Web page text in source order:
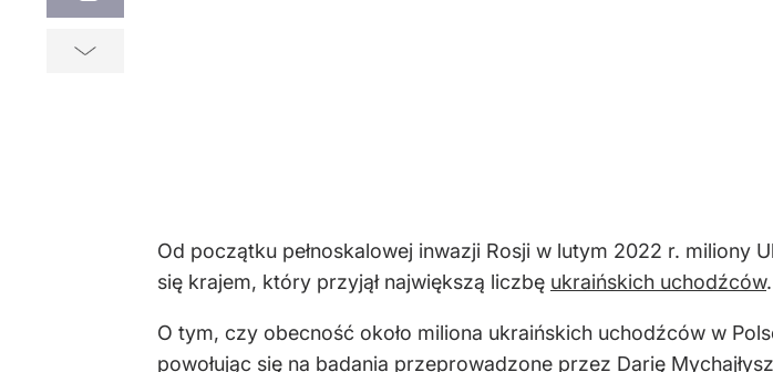
Od początku pełnoskalowej inwazji Rosji w lutym 2022 r. miliony
się krajem, który przyjął największą liczbę ukraińskich uchodźców.
O tym, czy obecność około miliona ukraińskich uchodźców w
powołując się na badania przeprowadzone przez Darię